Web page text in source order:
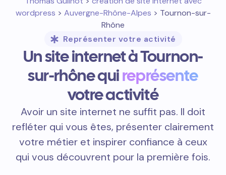
wordpress > Auvergne-Rhône-Alpes > Tournon-sur-
Rhône
Représenter votre activité
Un site internet à Tournon-
sur-rhône quireprésente
votre activité
Avoir un site internet ne suffit pas. Il doit
refléter qui vous êtes, présenter clairement
votre métier et inspirer confiance à ceux
qui vous découvrent pour la première fois.